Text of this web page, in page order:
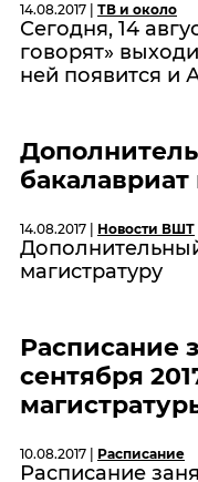
14.08.2017 | ТВ и около
Сегодня, 14
говорят»
ней появится и
14.08.2017 | Новости ВШТ
магистратуру
Расписание
сентября
10.08.2017 | Расписание
Расписание